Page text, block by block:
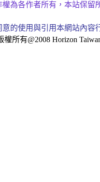
為各作者所有，本站保留
意的使用與引用本網站內
權所有@2008 Horizon